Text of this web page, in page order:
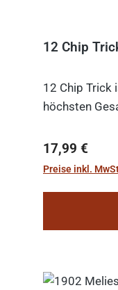
12 Chip
12 Chip Trick
höchsten
Regulärer
17,99 €
Preise inkl.